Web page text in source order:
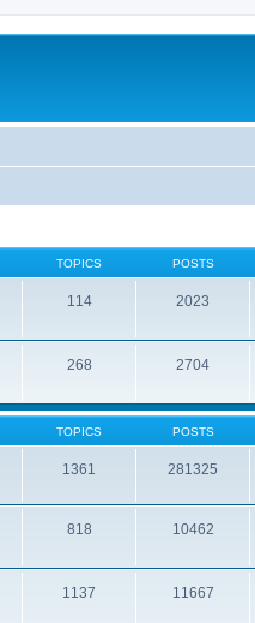
TOPICS POSTS
114 2023
268 2704
TOPICS POSTS
1361 281325
818 10462
1137 11667